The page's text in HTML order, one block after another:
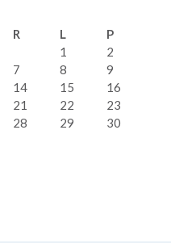
R L
P
1
2
7 8
9
14 15
16
21 22
23
28 29
30